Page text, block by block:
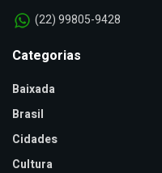
(22) 99805-9428
Categorias
Baixada
Brasil
Cidades
Cultura